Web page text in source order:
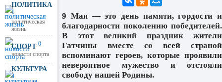
ПОЛИТИКА
1
политическая
жизнь
СПОРТ0
новости спорта
КУЛЬТУРА
4
9 Мая — это день памяти, гордости и
благодарности поколению победителей.
В этот великий праздник жители
Гатчины вместе со всей страной
вспоминают героев, которые проявили
невероятное мужество и отстояли
свободу нашей Родины.